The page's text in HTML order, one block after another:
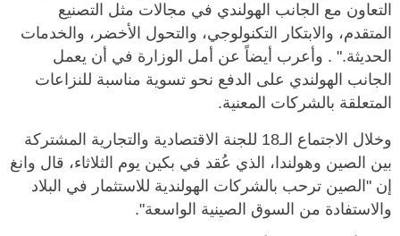
التعاون مع الجانب الهولندي في مجالات مثل التصنيع
المتقدم، والابتكار التكنولوجي، والتحول الأخضر، والخدمات
الحديثة." . وأعرب أيضاً عن أمل الوزارة في أن يعمل
الجانب الهولندي على الدفع نحو تسوية مناسبة للنزاعات
المتعلقة بالشركات المعنية.
وخلال الاجتماع الـ18 للجنة الاقتصادية والتجارية المشتركة
بين الصين وهولندا، الذي عُقد في بكين يوم الثلاثاء، قال وانغ
إن "الصين ترحب بالشركات الهولندية للاستثمار في البلاد
والاستفادة من السوق الصينية الواسعة".